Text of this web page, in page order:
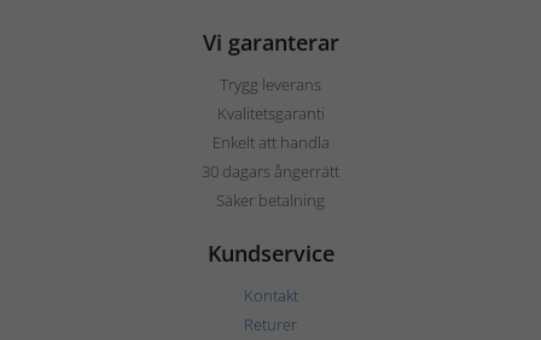
Vi garanterar
Trygg leverans
Kvalitetsgaranti
Enkelt att handla
30 dagars ångerrätt
Säker betalning
Kundservice
Kontakt
Returer